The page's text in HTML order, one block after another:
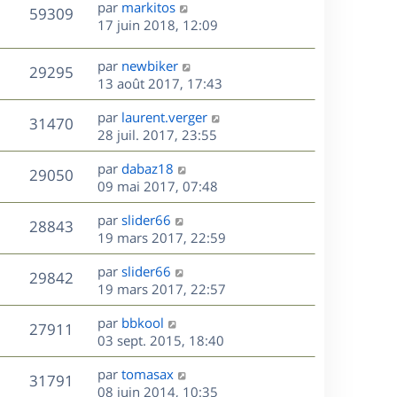
n
i
e
r
m
e
s
s
a
g
e
59309V
u
e
D
e
n
i
e
r
m
e
s
s
a
g
e
par markitos
17 juin 2018, 12:09
29295V
u
s
D
e
r
n
i
e
r
m
e
s
s
a
g
e
par newbiker
13 août 2017, 17:43
31470V
u
s
D
e
r
n
i
e
r
m
e
s
s
a
g
e
par laurent.verger
28 juil. 2017, 23:55
29050V
u
e
s
D
e
r
n
i
e
r
m
e
s
s
a
g
par dabaz18
09 mai 2017, 07:48
28843V
u
e
D
e
r
n
i
e
r
m
e
s
par slider66
19 mars 2017, 22:59
29842V
u
D
e
r
n
i
e
r
par slider66
19 mars 2017, 22:57
27911
u
D
e
r
n
i
par bbkool
03 sept. 2015, 18:40
31791
D
e
par tomasax
08 juin 2014, 10:35